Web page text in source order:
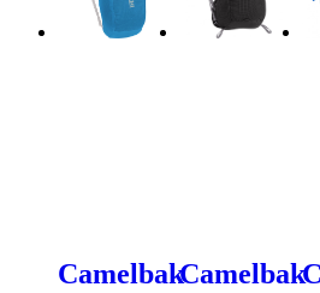
CamelbakCamelbak